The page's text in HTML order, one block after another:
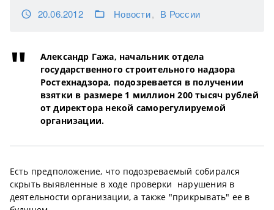
access_time 20.06.2012 folder_open Новости В России
Александр Гажа, начальник отдела
государственного строительного надзора
Ростехнадзора, подозревается в получении
взятки в размере 1 миллион 200 тысяч рублей
от директора некой саморегулируемой
организации.
Есть предположение, что подозреваемый собирался
скрыть выявленные в ходе проверки нарушения в
деятельности организации, а также "прикрывать" ее в